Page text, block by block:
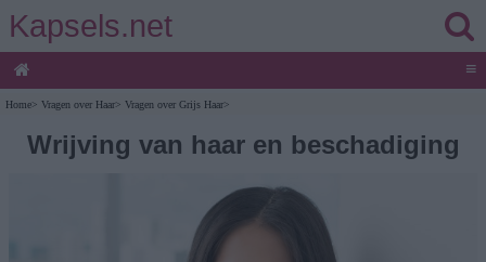
Kapsels.net
≡
Home> Vragen over Haar> Vragen over Grijs Haar>
Wrijving van haar en beschadiging